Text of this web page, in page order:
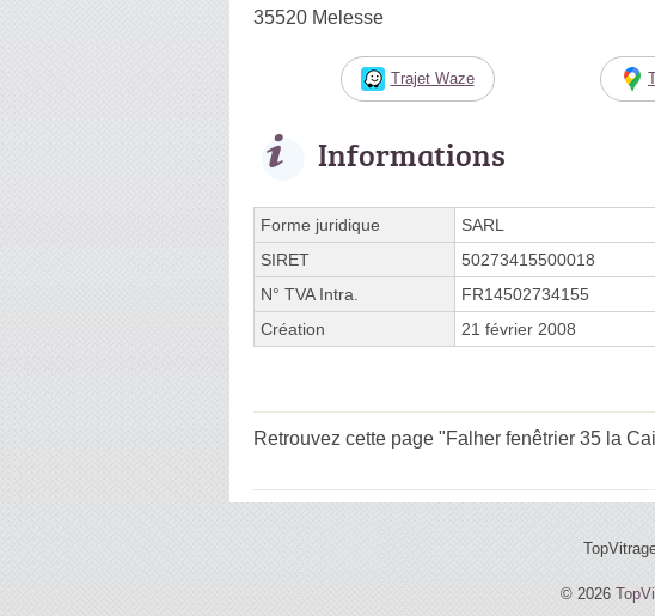
35520 Melesse
Trajet Waze
Informations
Forme juridique
SARL
SIRET
50273415500018
N° TVA Intra.
FR14502734155
Création
21 février 2008
Retrouvez cette page "Falher fenêtrier 35 la
© 2026